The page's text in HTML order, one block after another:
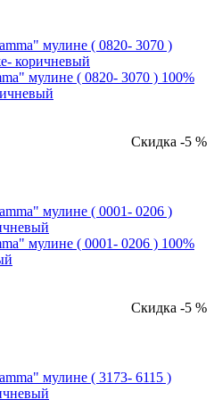
мулине ( 0820- 3070 ) 100%
Скидка -5 %
мулине ( 0001- 0206 ) 100%
Скидка -5 %